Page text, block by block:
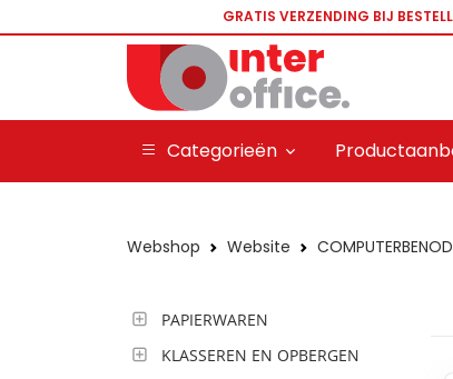
GRATIS VERZENDING BIJ
Categorieën
Webshop Website
PAPIERWAREN
KLASSEREN EN OPBERGEN